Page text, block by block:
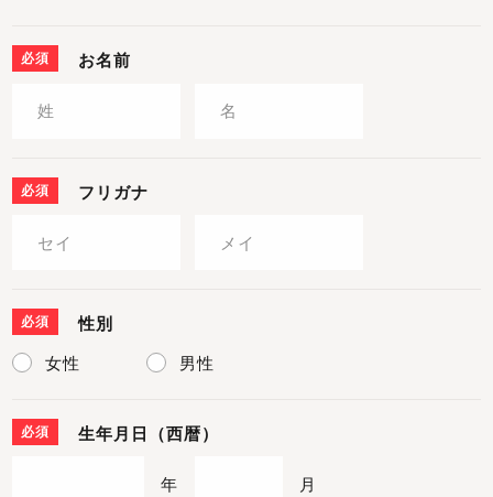
必須 お名前
必須 フリガナ
必須 性別
女性 男性
必須 生年月日（西暦）
年 月